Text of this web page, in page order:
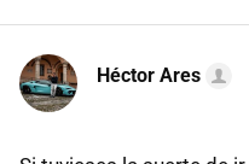
Héctor Ares